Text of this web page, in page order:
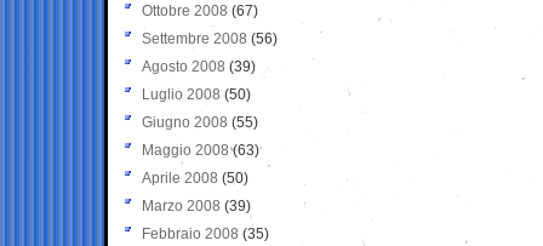
Ottobre 2008 (67)
Settembre 2008 (56)
Agosto 2008 (39)
Luglio 2008 (50)
Giugno 2008 (55)
Maggio 2008(63)
Aprile 2008 (50)
Marzo 2008 (39)
Febbraio 2008 (35)